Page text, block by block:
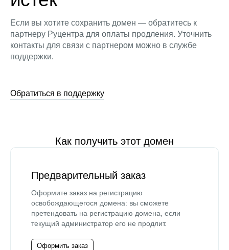
Если вы хотите сохранить домен — обратитесь к
партнеру Руцентра для оплаты продления. Уточнить
контакты для связи с партнером можно в службе
поддержки.
Обратиться в поддержку
Как получить этот домен
Предварительный заказ
Оформите заказ на регистрацию
освобождающегося домена: вы сможете
претендовать на регистрацию домена, если
текущий администратор его не продлит.
Оформить заказ